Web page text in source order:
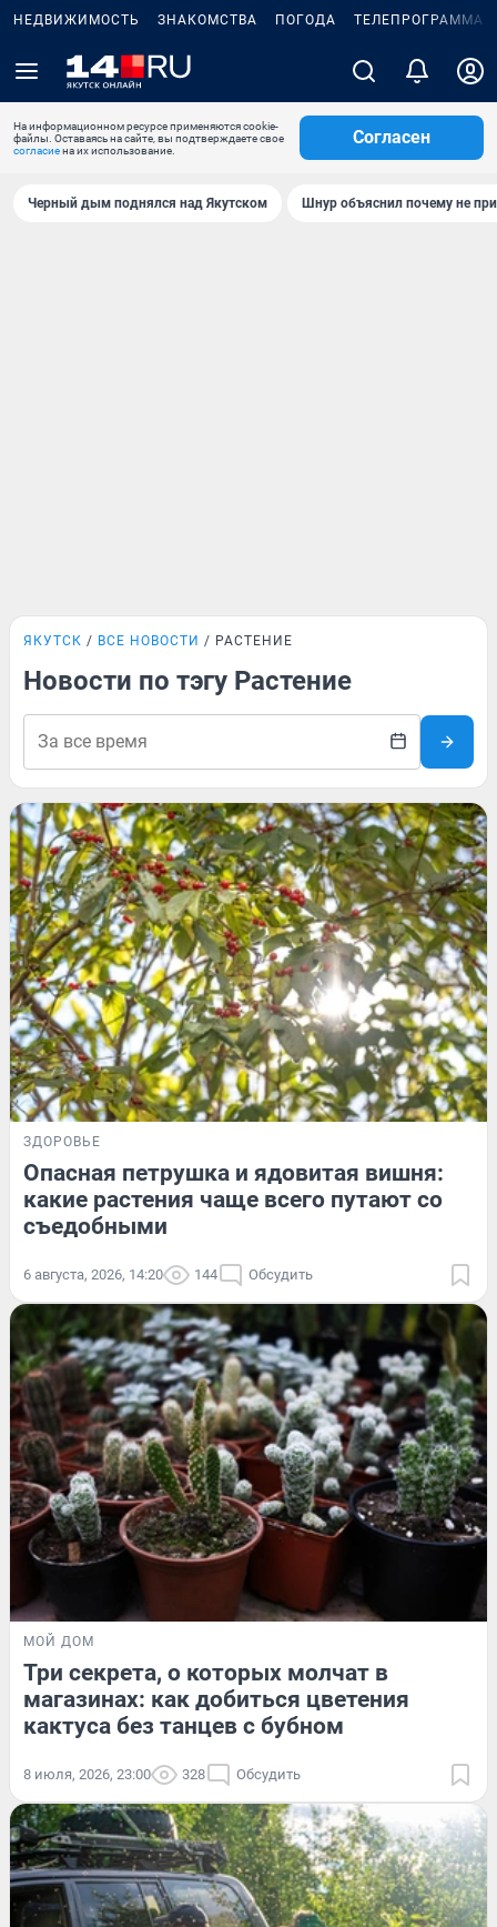
НЕДВИЖИМОСТЬ ЗНАКОМСТВА ПОГОДА ТЕЛЕПРОГРАММА
На информационном ресурсе применяются cookie-
файлы. Оставаясь на сайте, вы подтверждаете свое
согласиена их использование.
Согласен
Черный дым поднялся над Якутском Шнур объяснил почему не
ЯКУТСК ВСЕ НОВОСТИ РАСТЕНИЕ
Новости по тэгу Растение
ЗДОРОВЬЕ
Опасная петрушка и ядовитая вишня:
какие растения чаще всего путают со
съедобными
6 августа, 2026, 14:20 144 Обсудить
МОЙ ДОМ
Три секрета, о которых молчат в
магазинах: как добиться цветения
кактуса без танцев с бубном
8 июля, 2026, 23:00 328 Обсудить